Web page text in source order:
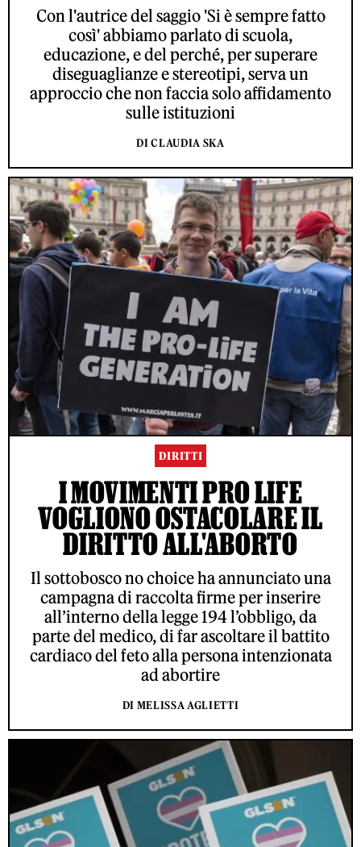
Con l'autrice del saggio 'Si è sempre fatto
così' abbiamo parlato di scuola,
educazione, e del perché, per superare
diseguaglianze e stereotipi, serva un
approccio che non faccia solo affidamento
sulle istituzioni
DI CLAUDIA SKA
DIRITTI
I MOVIMENTI PRO LIFE
VOGLIONO OSTACOLARE IL
DIRITTO ALL'ABORTO
Il sottobosco no choice ha annunciato una
campagna di raccolta firme per inserire
all’interno della legge 194 l’obbligo, da
parte del medico, di far ascoltare il battito
cardiaco del feto alla persona intenzionata
ad abortire
DI MELISSA AGLIETTI